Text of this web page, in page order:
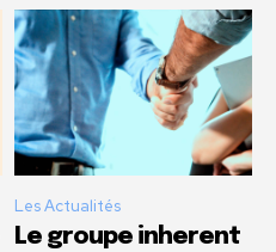
Les Actualités
Le groupe inherent